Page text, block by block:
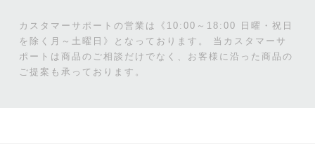
カスタマーサポートの営業は《10:00～18:00 日曜・祝日
を除く月～土曜日》となっております。
当カスタマーサ
ポートは商品のご相談だけでなく、お客様に沿った商品の
ご提案も承っております。